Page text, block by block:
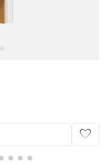
favorite